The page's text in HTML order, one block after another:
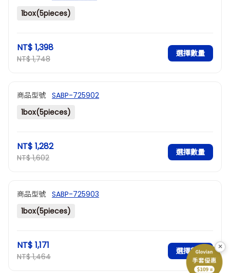
1box(5pieces)
NT$ 1,398
NT$ 1,748
選擇數量
商品型號 SABP-725902
1box(5pieces)
NT$ 1,282
NT$ 1,602
選擇數量
商品型號 SABP-725903
1box(5pieces)
NT$ 1,171
NT$ 1,464
選擇數量 ×